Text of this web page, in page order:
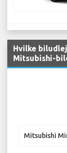
Hvilke
Mitsubishi-
Mitsubishi